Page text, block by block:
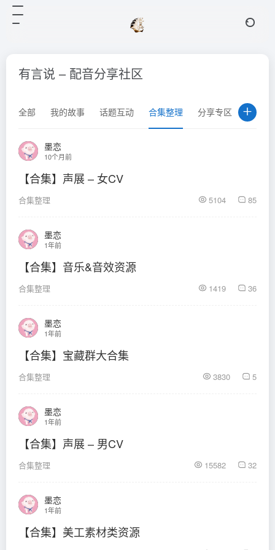
有言说 – 配音分享社区
全部 我的故事 话题互动 合集整理 分享专区 求助专
墨恋
10个月前
【合集】声展 – 女CV
合集整理 5104 85
墨恋
1年前
【合集】音乐&音效资源
合集整理 1419 36
墨恋
1年前
【合集】宝藏群大合集
合集整理 3830 5
墨恋
1年前
【合集】声展 – 男CV
合集整理 15582 32
墨恋
1年前
【合集】美工素材类资源